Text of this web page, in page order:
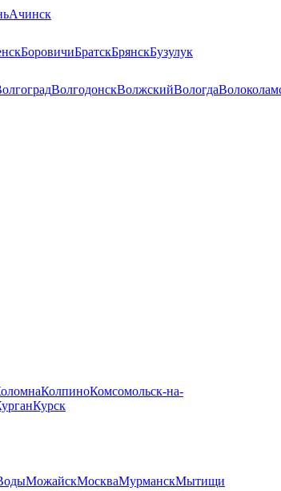
Ачинск
БоровичиБратскБрянскБузулук
ВолгодонскВолжскийВологда
КолпиноКомсомольск-на-
Курск
МожайскМоскваМурманскМытищи